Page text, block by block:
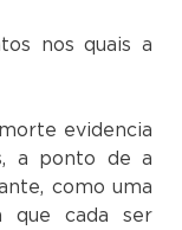
nos quais a
evidencia
a ponto de a
como uma
que cada ser